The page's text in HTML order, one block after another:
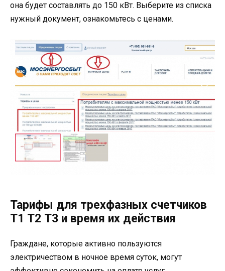
она будет составлять до 150 кВт. Выберите из списка
нужный документ, ознакомьтесь с ценами.
Тарифы для трехфазных счетчиков
Т1 Т2 Т3 и время их действия
Граждане, которые активно пользуются
электричеством в ночное время суток, могут